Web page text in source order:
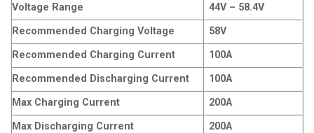
Voltage Range
44V – 58.4V
Recommended Charging Voltage
58V
Recommended Charging Current
100A
Recommended Discharging Current
100A
Max Charging Current
200A
Max Discharging Current
200A